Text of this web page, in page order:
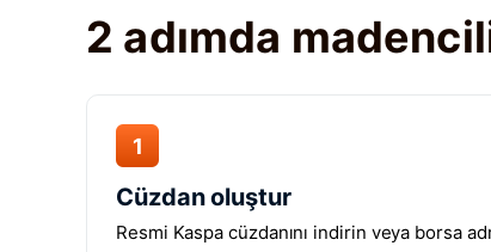
2 adımda
1
Cüzdan oluştur
Resmi Kaspa cüzdanını indirin veya borsa